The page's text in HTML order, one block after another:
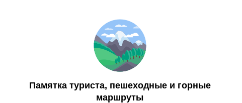
Памятка туриста, пешеходные и горные
маршруты